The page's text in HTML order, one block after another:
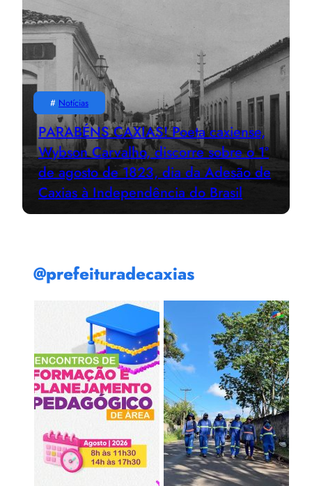
# Notícias
PARABÉNS CAXIAS! Poeta caxiense,
Wybson Carvalho, discorre sobre o 1º
de agosto de 1823, dia da Adesão de
Caxias à Independência do Brasil
@prefeituradecaxias